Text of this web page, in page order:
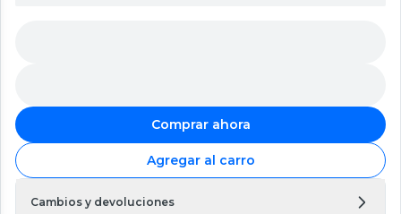
Comprar ahora
Agregar al carro
Cambios y devoluciones